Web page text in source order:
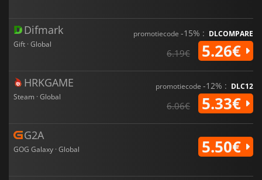
Difmark
Gift · Global
promotiecode -15% : DLCOMPARE
6.19€ 5.26€
HRKGAME
Steam · Global
promotiecode -12% : DLC12
6.06€ 5.33€
G2A
GOG Galaxy · Global 5.50€